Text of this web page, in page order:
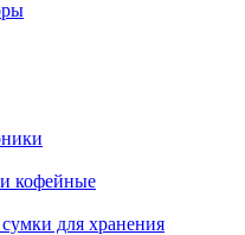
кофейные
для хранения